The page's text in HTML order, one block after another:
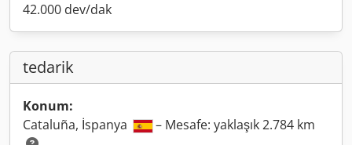
42.000 dev/dak
tedarik
Konum:
Cataluña, İspanya
– Mesafe: yaklaşık 2.784 km